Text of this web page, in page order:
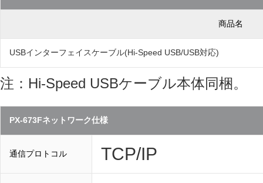
商品名
USBインターフェイスケーブル(Hi-Speed USB/USB対応)
注：Hi-Speed USBケーブル本体同梱。
PX-673Fネットワーク仕様
通信プロトコル TCP/IP